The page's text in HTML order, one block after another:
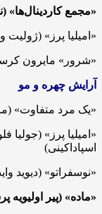
«مجمع کاردینال‌ها»
«امیلیا پرز» (ژولیت
«شرور» مایرون
آرایش چهره و مو
«یک مرد متفاوت»
«امیلیا پرز» (جولیا
اسپاداکینی)
«نوسفراتو» (دیوید
«ماده» (پیر